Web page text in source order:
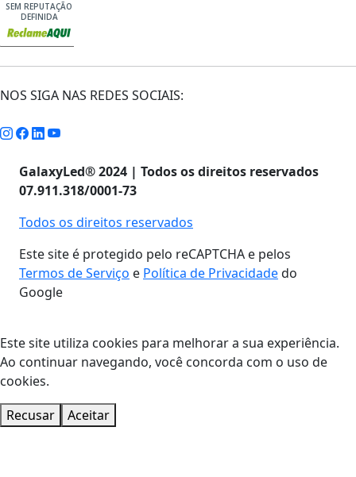
SEM REPUTAÇÃO
DEFINIDA
NOS SIGA NAS REDES SOCIAIS:
GalaxyLed® 2024 | Todos os direitos reservados
07.911.318/0001-73
Todos os direitos reservados
Este site é protegido pelo reCAPTCHA e pelos
Termos de Serviço e Política de Privacidadedo
Google
Este site utiliza cookies para melhorar a sua experiência.
Ao continuar navegando, você concorda com o uso de
cookies.
Recusar
Aceitar